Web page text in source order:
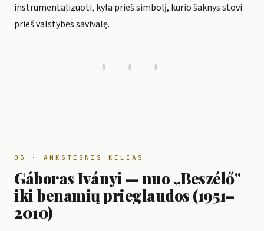
instrumentalizuoti, kyla prieš simbolį, kurio šaknys stovi
prieš valstybės savivalę.
§ § §
03 · ANKSTESNIS KELIAS
Gáboras Iványi — nuo „Beszélő"
iki benamių prieglaudos (1951–
2010)